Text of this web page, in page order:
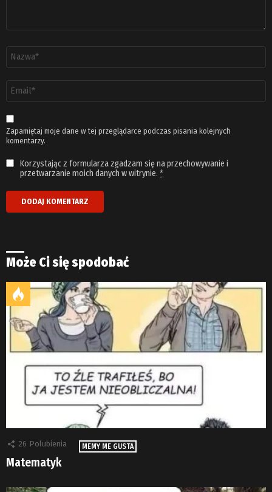
email
*
Zapamiętaj moje dane w tej przeglądarce podczas pisania kolejnych
komentarzy.
Korzystając z formularza zgadzam się na przechowywanie i
przetwarzanie moich danych w witrynie. *
Może Ci się spodobać
26 Polubienia MEMY ME GUSTA
Matematyk